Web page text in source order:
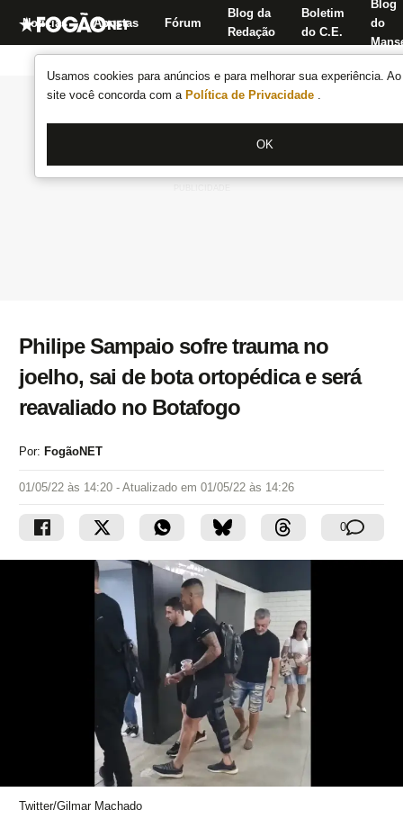
Usamos cookies para anúncios e para melhorar sua experiência.
site você concorda com a Política de Privacidade .
OK
Notícias Apostas Fórum
Blog da
Redação
Boletim
do C.E.
Blog
do
Philipe Sampaio sofre trauma no
joelho, sai de bota ortopédica e será
reavaliado no Botafogo
Por: FogãoNET
01/05/22 às 14:20 - Atualizado em 01/05/22 às 14:26
0
Twitter/Gilmar Machado